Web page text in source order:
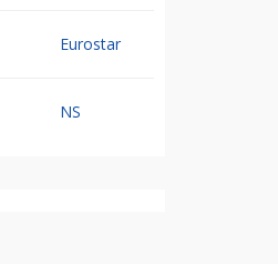
Eurostar
NS